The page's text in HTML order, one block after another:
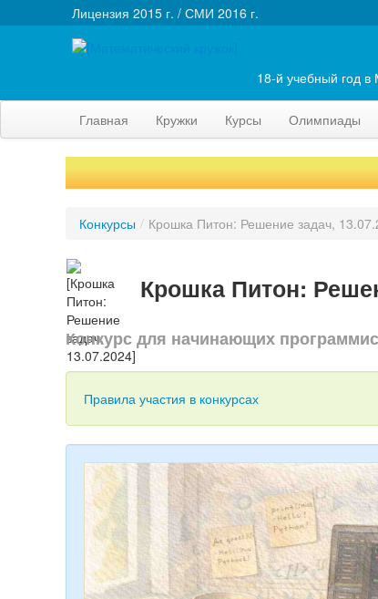
Лицензия 2015 г. / СМИ 2016 г.
18-й учебный год
Главная Кружки Курсы Олимпиады
Конкурсы / Крошка Питон: Решение задач,
Крошка Питон:
Конкурс для начинающих
Правила участия в конкурсах